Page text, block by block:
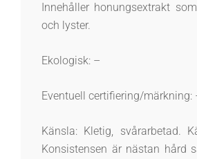
Innehåller honungsextrakt
och lyster.
Ekologisk: –
Eventuell certifiering/märkning:
Känsla: Kletig, svårarbetad.
Konsistensen är nästan hård